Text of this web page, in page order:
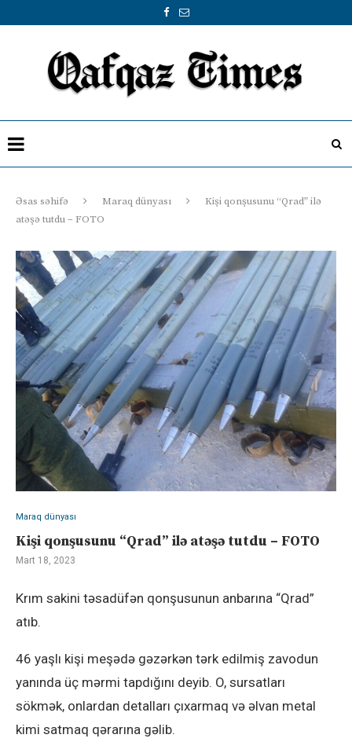
Əsas səhifə Maraq dünyası
Kişi qonşusunu “Qrad” ilə
atəşə tutdu – FOTO
Maraq dünyası
Kişi qonşusunu “Qrad” ilə atəşə tutdu – FOTO
Mart 18, 2023
Krım sakini təsadüfən qonşusunun anbarına “Qrad”
atıb.
46 yaşlı kişi meşədə gəzərkən tərk edilmiş zavodun
yanında üç mərmi tapdığını deyib. O, sursatları
sökmək, onlardan detalları çıxarmaq və əlvan metal
kimi satmaq qərarına gəlib.